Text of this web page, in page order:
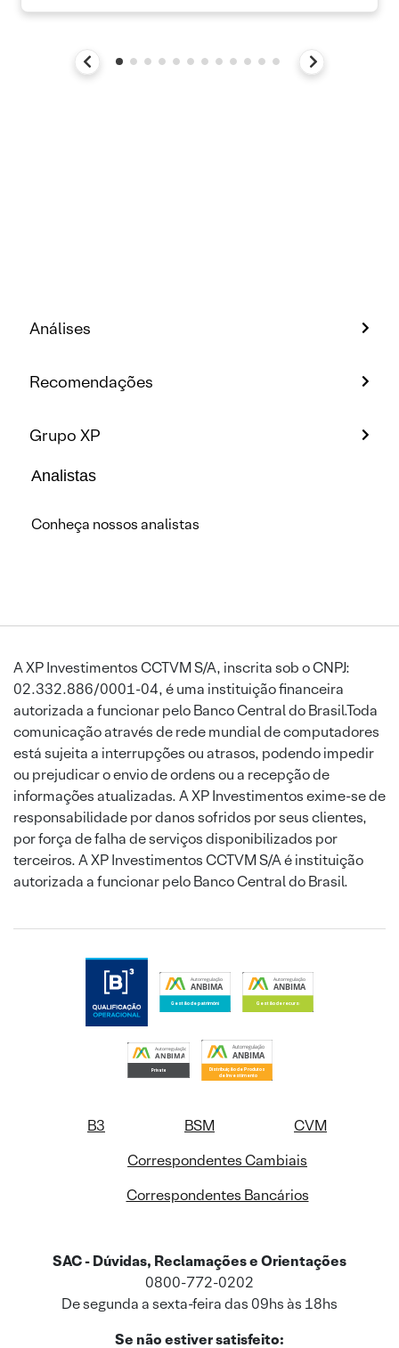
Análises
Recomendações
Grupo XP
Analistas
Conheça nossos analistas
A XP Investimentos CCTVM S/A, inscrita sob o CNPJ:
02.332.886/0001-04, é uma instituição financeira
autorizada a funcionar pelo Banco Central do Brasil.Toda
comunicação através de rede mundial de computadores
está sujeita a interrupções ou atrasos, podendo impedir
ou prejudicar o envio de ordens ou a recepção de
informações atualizadas. A XP Investimentos exime-se de
responsabilidade por danos sofridos por seus clientes,
por força de falha de serviços disponibilizados por
terceiros. A XP Investimentos CCTVM S/A é instituição
autorizada a funcionar pelo Banco Central do Brasil.
B3 BSM
CVM
Correspondentes Cambiais
Correspondentes Bancários
SAC - Dúvidas, Reclamações e Orientações
0800-772-0202
De segunda a sexta-feira das 09hs às 18hs
Se não estiver satisfeito: